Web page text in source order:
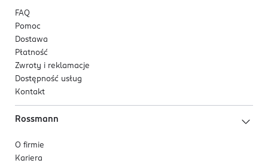
FAQ
Pomoc
Dostawa
Płatność
Zwroty i reklamacje
Dostępność usług
Kontakt
Rossmann
O firmie
Kariera